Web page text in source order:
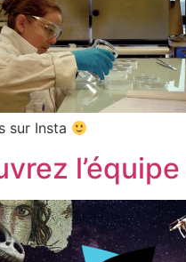
sur Insta
l’équipe